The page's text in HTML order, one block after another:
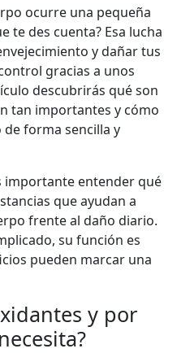
ocurre una pequeña
te des cuenta? Esa lucha
y dañar tus
gracias a unos
descubrirás qué son
tan importantes y cómo
forma sencilla y
importante entender qué
que ayudan a
frente al daño diario.
su función es
pueden marcar una
y por